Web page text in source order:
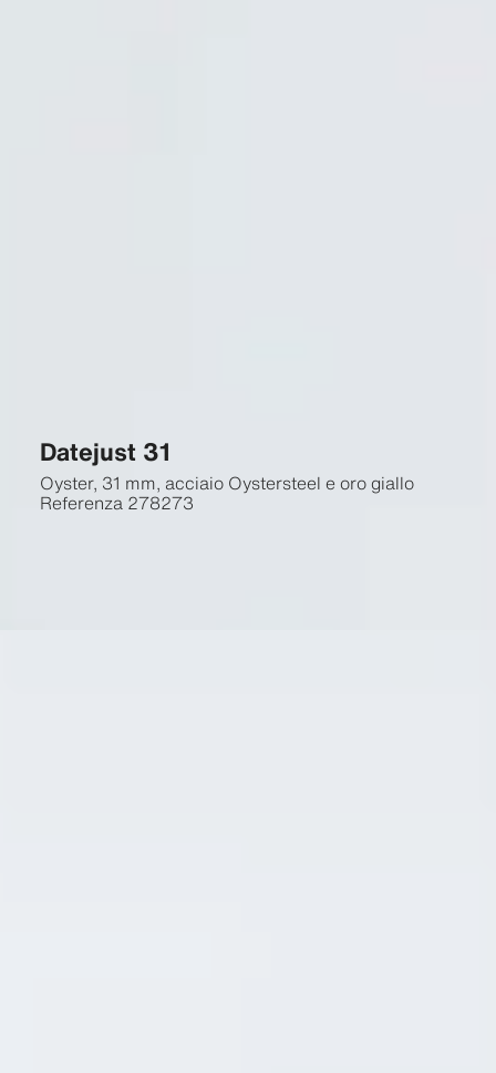
Datejust 31
Oyster, 31 mm, acciaio Oystersteel e oro giallo
Referenza 278273